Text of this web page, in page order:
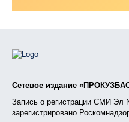
Сетевое издание
Запись о регистрации СМИ
зарегистрировано